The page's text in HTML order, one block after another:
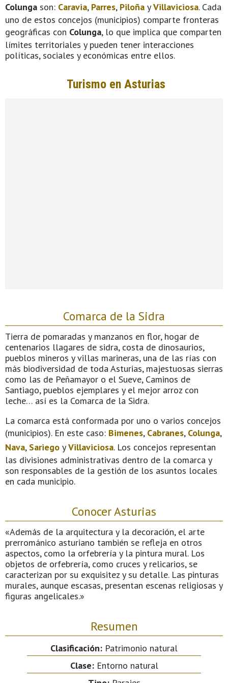
Colunga son: Caravia, Parres, Piloña yVillaviciosa. Cada
uno de estos concejos (municipios) comparte fronteras
geográficas con Colunga, lo que implica que comparten
límites territoriales y pueden tener interacciones
políticas, sociales y económicas entre ellos.
Comarca de la Sidra
Tierra de pomaradas y manzanos en flor, hogar de
centenarios llagares de sidra, costa de dinosaurios,
pueblos mineros y villas marineras, una de las rías con
más biodiversidad de toda Asturias, majestuosas sierras
como las de Peñamayor o el Sueve, Caminos de
Santiago, pueblos ejemplares y el mejor arroz con
leche… así es la Comarca de la Sidra.
La comarca está conformada por uno o varios concejos
(municipios). En este caso: Bimenes, Cabranes, Colunga,
Nava, Sariego yVillaviciosa. Los concejos representan
las divisiones administrativas dentro de la comarca y
son responsables de la gestión de los asuntos locales
en cada municipio.
Conocer Asturias
«Además de la arquitectura y la decoración, el arte
prerrománico asturiano también se refleja en otros
aspectos, como la orfebrería y la pintura mural. Los
objetos de orfebrería, como cruces y relicarios, se
caracterizan por su exquisitez y su detalle. Las pinturas
murales, aunque escasas, presentan escenas religiosas y
figuras angelicales.»
Resumen
Clasificación: Patrimonio natural
Clase:Entorno natural